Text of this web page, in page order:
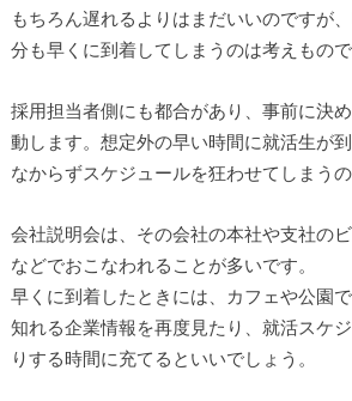
もちろん遅れるよりはまだいいのですが
分も早くに到着してしまうのは考えもので
採用担当者側にも都合があり、事前に決
動します。想定外の早い時間に就活生が
なからずスケジュールを狂わせてしまうの
会社説明会は、その会社の本社や支社の
などでおこなわれることが多いです。
早くに到着したときには、カフェや公園
知れる企業情報を再度見たり、就活スケ
りする時間に充てるといいでしょう。